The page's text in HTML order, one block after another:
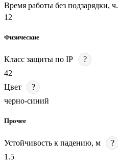
Время работы без подзарядки, ч.
12
Физические
Класс защиты по IP
?
42
Цвет
?
черно-синий
Прочее
Устойчивость к падению, м
?
1.5